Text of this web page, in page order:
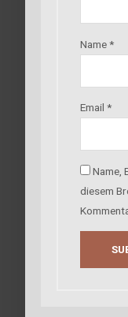
Name*
Email *
Name,
diesem